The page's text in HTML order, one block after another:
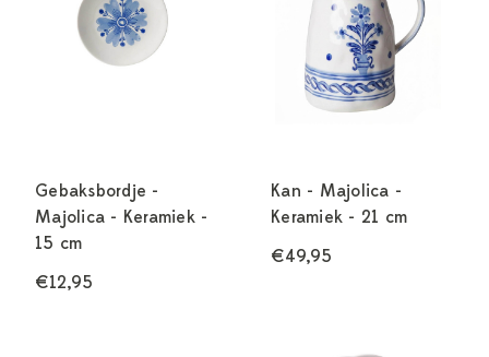
Gebaksbordje -
Majolica - Keramiek -
15 cm
€12,95
Kan - Majolica -
Keramiek - 21 cm
€49,95